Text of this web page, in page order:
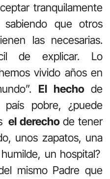
tranquilamente
sabiendo que otros
las necesarias.
de explicar. Lo
vivido años en
El hechode
pobre, ¿puede
el derechode tener
unos zapatos, una
un hospital?
mismo Padre que